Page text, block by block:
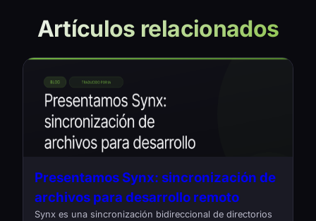
Artículos relacionados
Presentamos Synx: sincronización de
archivos para desarrollo remoto
Synx es una sincronización bidireccional de directorios